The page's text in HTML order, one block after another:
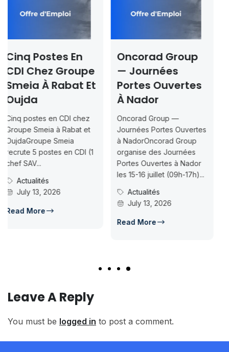
Oncorad Group
— Journées
Portes Ouvertes
À Nador
Oncorad Group —
Journées Portes Ouvertes
à NadorOncorad Group
organise des Journées
Portes Ouvertes à Nador
Actualités
Concours ISMAC
Rabat & Dakhla
2026-2027 —
Inscription
Jusqu’au 2026-
07-18
Concours d’accès L1
Inscription jusqu’au 2026-
07-18ISMAC ouvre les
candidatures au concours
d’accès en L1 pour...
Concours Post-Bac
Leave A Reply
You must be logged in to post a comment.